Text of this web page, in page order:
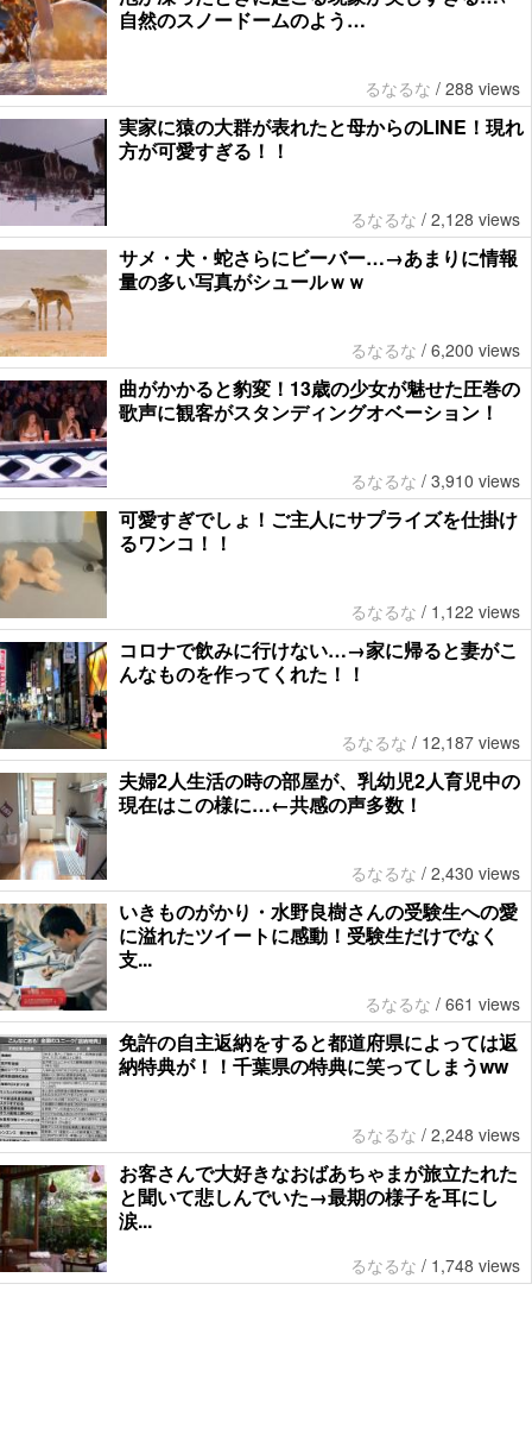
自然のスノードームのよう…
るなるな / 288 views
実家に猿の大群が表れたと母からのLINE！現れ
方が可愛すぎる！！
るなるな / 2,128 views
サメ・犬・蛇さらにビーバー…→あまりに情報
量の多い写真がシュールｗｗ
るなるな / 6,200 views
曲がかかると豹変！13歳の少女が魅せた圧巻の
歌声に観客がスタンディングオベーション！
るなるな / 3,910 views
可愛すぎでしょ！ご主人にサプライズを仕掛け
るワンコ！！
るなるな / 1,122 views
コロナで飲みに行けない…→家に帰ると妻がこ
んなものを作ってくれた！！
るなるな / 12,187 views
夫婦2人生活の時の部屋が、乳幼児2人育児中の
現在はこの様に…←共感の声多数！
るなるな / 2,430 views
いきものがかり・水野良樹さんの受験生への愛
に溢れたツイートに感動！受験生だけでなく
支...
るなるな / 661 views
免許の自主返納をすると都道府県によっては返
納特典が！！千葉県の特典に笑ってしまうww
るなるな / 2,248 views
お客さんで大好きなおばあちゃまが旅立たれた
と聞いて悲しんでいた→最期の様子を耳にし
涙...
るなるな / 1,748 views